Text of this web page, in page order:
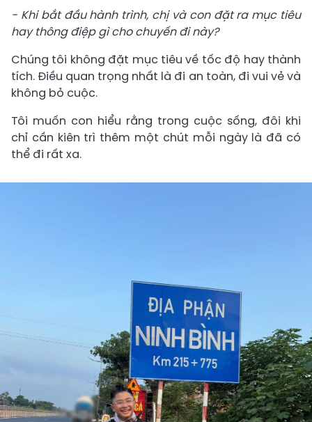
- Khi bắt đầu hành trình, chị và con đặt ra mục tiêu
hay thông điệp gì cho chuyến đi này?
Chúng tôi không đặt mục tiêu về tốc độ hay thành
tích. Điều quan trọng nhất là đi an toàn, đi vui vẻ và
không bỏ cuộc.
Tôi muốn con hiểu rằng trong cuộc sống, đôi khi
chỉ cần kiên trì thêm một chút mỗi ngày là đã có
thể đi rất xa.